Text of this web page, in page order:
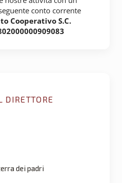
conto corrente
Cooperativo S.C.
DIRETTORE
dei padri